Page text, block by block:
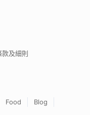
款及細則
Food
Blog